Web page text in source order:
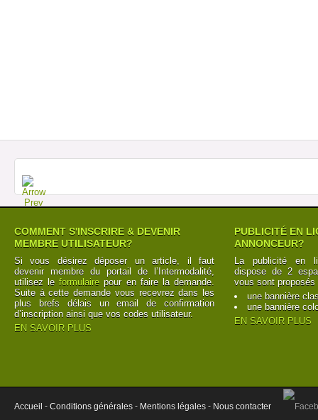
COMMENT S'INSCRIRE & DEVENIR
MEMBRE UTILISATEUR?
Si vous désirez déposer un article, il faut
devenir membre du portail de l’Intermodalité,
utilisez leformulaire pour en faire la demande.
Suite à cette demande vous recevrez dans les
plus brefs délais un email de confirmation
d’inscription ainsi que vos codes utilisateur.
EN SAVOIR PLUS
PUBLICITÉ EN
ANNONCEUR?
La publicité en
dispose de 2
vous sont proposés
une bannière
une bannière
EN SAVOIR PLUS
Accueil - Conditions générales - Mentions légales - Nous contacter